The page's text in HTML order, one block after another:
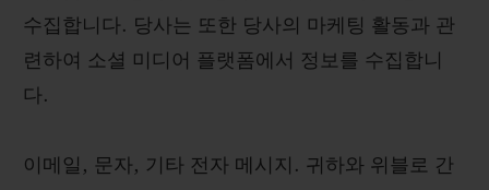
수집합니다. 당사는 또한 당사의 마케팅 활동과 관
련하여 소셜 미디어 플랫폼에서 정보를 수집합니
다.
이메일, 문자, 기타 전자 메시지. 귀하와 위블로 간